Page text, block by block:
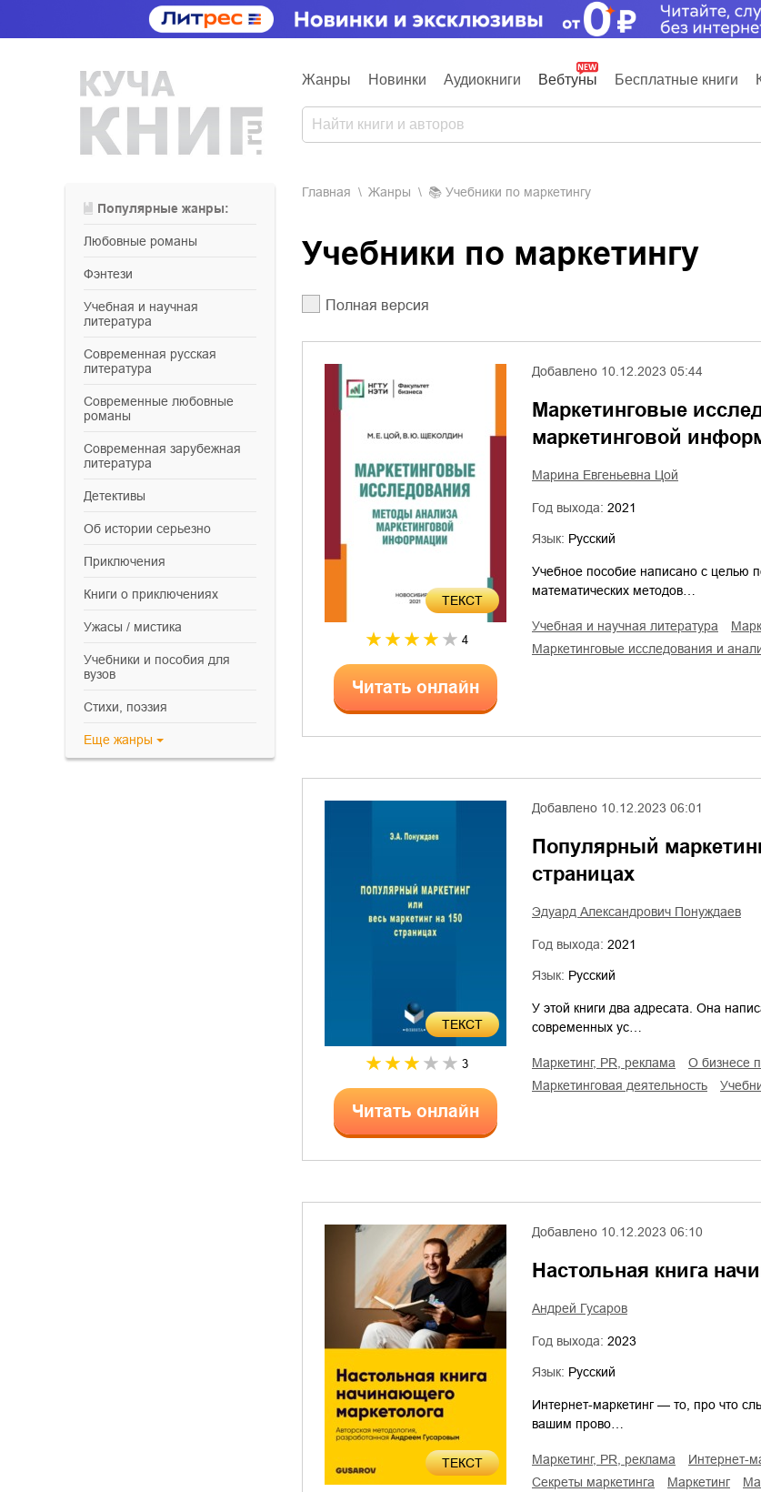
Жанры Новинки Аудиокниги Вебтуны Бесплатные книги
Популярные жанры:
любовные романы
фэнтези
учебная и научная
литература
современная русская
литература
современные любовные
романы
современная зарубежная
литература
детективы
об истории серьезно
приключения
книги о приключениях
ужасы / мистика
учебники и пособия для
вузов
cтихи, поэзия
Еще жанры
Главная Жанры Учебники по маркетингу
Учебники по маркетингу
Полная версия
ТЕКСТ
4
Читать онлайн
Добавлено 10.12.2023 05:44
Маркетинговые
маркетинговой
Марина Евгеньевна Цой
Год выхода: 2021
Язык: Русский
Учебное пособие написано с целью
математических методов…
учебная и научная литература
маркетинговые исследования и
ТЕКСТ
3
Читать онлайн
Добавлено 10.12.2023 06:01
Популярный
страницах
Эдуард Александрович Понуждаев
Год выхода: 2021
Язык: Русский
У этой книги два адресата. Она
современных ус…
маркетинг, PR, реклама о бизнесе
маркетинговая деятельность
ТЕКСТ
Добавлено 10.12.2023 06:10
Настольная книга
Андрей Гусаров
Год выхода: 2023
Язык: Русский
Интернет-маркетинг — то, про что
вашим прово…
маркетинг, PR, реклама интернет-
секреты маркетинга
маркетинг